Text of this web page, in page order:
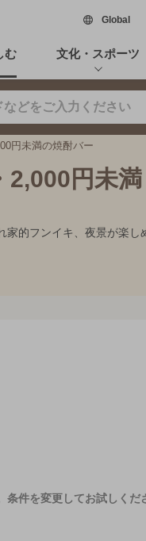
Global新
む 文化・スポーツ
円未満の焼酎バー
2,000円未満
的フンイキ、夜景が楽
条件を変更してお試しくだ